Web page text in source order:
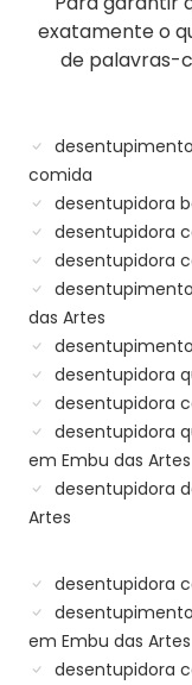
exatamente o
de palavras-
comida
desentupidora
desentupidora
desentupidora
das Artes
desentupidora
desentupidora
desentupidora
em Embu das Artes
desentupidora
Artes
desentupidora
em Embu das Artes
desentupidora